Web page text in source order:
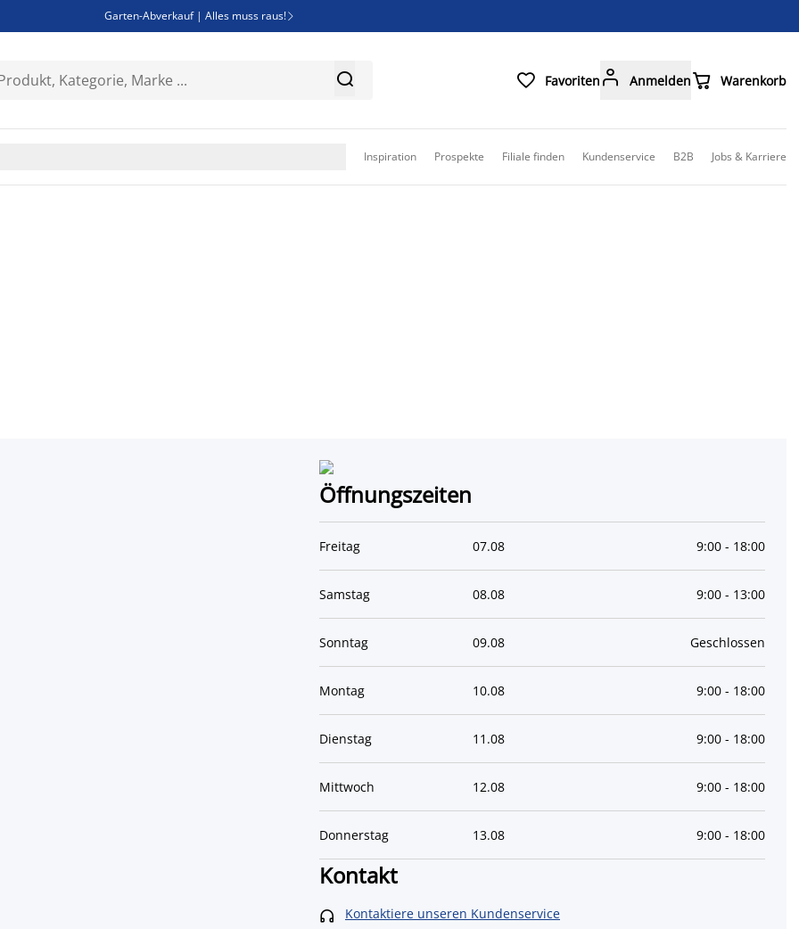
Garten-Abverkauf | Alles muss raus! 
Bist du Unternehmer? Entdecke JYSK-B2B   Favoriten  Anmelden Warenkorb
Inspiration Prospekte Filiale finden Kundenservice B2B Jobs & Karriere
Öffnungszeiten
Freitag 07.08 9:00 - 18:00
Samstag 08.08 9:00 - 13:00
Sonntag 09.08 Geschlossen
Montag 10.08 9:00 - 18:00
Dienstag 11 .08 9:00 - 18:00
Mittwoch 12.08 9:00 - 18:00
Donnerstag 13.08 9:00 - 18:00
Kontakt
 Kontaktiere unseren Kundenservice